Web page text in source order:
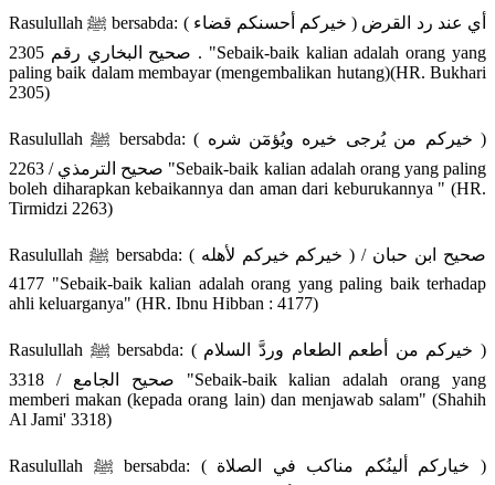
Rasulullah ﷺ bersabda: ( خيركم أحسنكم قضاء ) أي عند رد القرض
. صحيح البخاري رقم 2305 "Sebaik-baik kalian adalah orang yang
paling baik dalam membayar (mengembalikan hutang)(HR. Bukhari
2305)
Rasulullah ﷺ bersabda: ( خيركم من يُرجى خيره ويُؤمٓن شره )
صحيح الترمذي / 2263 "Sebaik-baik kalian adalah orang yang paling
boleh diharapkan kebaikannya dan aman dari keburukannya " (HR.
Tirmidzi 2263)
Rasulullah ﷺ bersabda: ( خيركم خيركم لأهله ) صحيح ابن حبان /
4177 "Sebaik-baik kalian adalah orang yang paling baik terhadap
ahli keluarganya" (HR. Ibnu Hibban : 4177)
Rasulullah ﷺ bersabda: ( خيركم من أطعم الطعام وردَّ السلام )
صحيح الجامع / 3318 "Sebaik-baik kalian adalah orang yang
memberi makan (kepada orang lain) dan menjawab salam" (Shahih
Al Jami' 3318)
Rasulullah ﷺ bersabda: ( خياركم ألينُكم مناكب في الصلاة )